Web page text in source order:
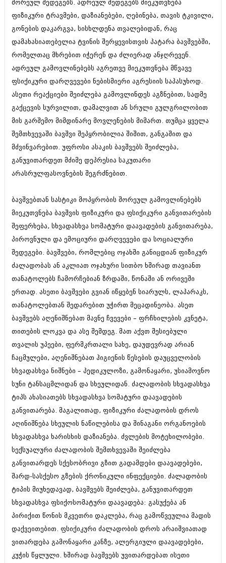
მარტი 2014 (413)
თებერვალი 2014 (318)
დეკემბერი 2013 (365)
ნოემბერი 2013 (279)
ოქტომბერი 2013 (256)
აგვისტო 2013 (89)
ივლისი 2013 (182)
ივნისი 2013 (212)
მაისი 2013 (259)
აპრილი 2013 (304)
მარტი 2013 (352)
თებერვალი 2013 (204)
იანვარი 2013 (334)
ნოემბერი 2012 (295)
ოქტომბერი 2012 (350)
ივლისი 2012 (322)
ივნისი 2012 (282)
მაისი 2012 (240)
აპრილი 2012 (294)
მარტი 2012 (259)
თებერვალი 2012 (376)
იანვარი 2012 (322)
ნოემბერი 2011 (471)
სექტემბერი 2011 (407)
აგვისტო 2011 (249)
ივლისი 2011 (400)
მაისი 2011 (415)
აპრილი 2011 (294)
მარტი 2011 (654)
თებერვალი 2011 (329)
იანვარი 2011 (647)
(157)
დეკემბერი 2010 (881)
ნოემბერი 2010 (422)
სექტემბერი 2010 (449)
აგვისტო 2010 (461)
ივლისი 2010 (556)
მაისი 2010 (232)
აპრილი 2010 (229)
მარტი 2010 (454)
თებერვალი 2010 (421)
იანვარი 2010 (422)
დეკემბერი 2009 (510)
ნოემბერი 2009 (308)
ოქტომბერი 2009 (382)
აგვისტო 2009 (14)
შორეულ შედეგებს. ადრეულ შედეგებს მიეკუთვნება
ფიზიკური ტრავმები, დაზიანებები, ღებინება, თავის ტკივილი,
გონების დაკარგვა, სისხლდენა თვალებიდან, რაც
დამახასიათებელია ტვინის შერყევისთვის პატარა ბავშვებში,
რომელთაც მხრებით იჭერენ და ძლიერად ანჯღრევენ.
ადრეულ გამოვლინებებს აგრეთვე მიეკუთვნება მწვავე
ფსიქიკური დარღვევები ნებისმიერი აგრესიის საპასუხოდ.
ასეთი რეაქციები შეიძლება გამოვლინდეს აგზნებით, სადმე
გაქცევის სურვილით, დამალვით ან სრული გულგრილობით
მის გარშემო მიმდინარე მოვლენების მიმართ. თუმცა ყველა
შემთხვევაში ბავშვი შეპყრობილია შიშით, განგაშით და
მძვინვარებით. უფროსი ასაკის ბავშვებს შეიძლება,
განუვითარდეთ მძიმე დეპრესია საკუთარი
არასრულფასოვნების შეგრძნებით.
ბავშვებთან სასტიკი მოპყრობის შორეულ გამოვლინებებს
მიეკუთვნება ბავშვის ფიზიკური და ფსიქიკური განვითარების
შეფერხება, სხვადასხვა სომატური დაავადების განვითარება,
პიროვნული და ემოციური დარღვევები და სოციალური
შედეგები. ბავშვები, რომლებიც ოჯახში განიცდიან ფიზიკურ
ძალადობას ან აკლიათ ოჯახური სითბო ხშირად თავიანთ
თანატოლებს ჩამორჩებიან ზრდაში, წონაში ან ორივეში
ერთად. ასეთი ბავშვები გვიან იწყებენ სიარულს, ლაპარაკს,
თანატოლებთან შედარებით უჭირთ მეცადინეობა. ასეთ
ბავშვებს აღენიშნებათ მავნე ჩვევები – ფრჩხილების კვნეტა,
თითების ლოკვა და ასე შემდეგ. მათ აქვთ შესიებული
თვალის უპეები, ფერმკრთალი სახე, დაუდევრად არიან
ჩაცმულები, აღენიშნებათ ჰიგიენის წესების დაუცველობის
სხვადასხვა ნიშნები – პედიკულოზი, გამონაყარი, უსიამოვნო
სუნი ტანსაცმლიდან და სხეულიდან. ძალადობის სხვადასხვა
ტიპს ახასიათებს სხვადასხვა სომატური დაავადების
განვითარება. მაგალითად, ფიზიკური ძალადობის დროს
აღინიშნება სხეულის ნაწილებისა და შინაგანი ორგანოების
სხვადასხვა ხარისხის დაზიანება. ძვლების მოტეხილობები.
სექსუალური ძალადობის შემთხვევაში შეიძლება
განვითარდეს სქესობრივი გზით გადამდები დაავადებები,
შარდ-სასქესო გზების ქრონიკული ინფექციები. ძალადობის
ტიპის მიუხედავად, ბავშვებს შეიძლება, განუვითარდეთ
სხვადასხვა ფსიქოსომატური დაავადება: გასუქება ან
პირიქით წონის მკვეთრი დაკლება, რაც გამოწვეულია მადის
დაქვეითებით. ფსიქიკური ძალადობის დროს არაიშვიათად
ვითარდება გამონაყარი კანზე, ალერგიული დაავადებები,
კუჭის წყლული. ხშირად ბავშვებს უვითარდებათ ისეთი